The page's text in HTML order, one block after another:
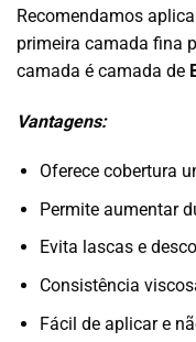
Recomendamos
primeira camada fina
camada é camada de
Vantagens:
Oferece cobertura
Permite aumentar
Evita lascas e
Consistência
Fácil de aplicar e